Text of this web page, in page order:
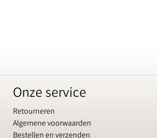
Onze service
Retourneren
Algemene voorwaarden